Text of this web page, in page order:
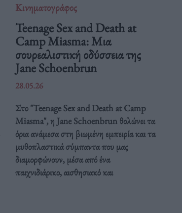
Κινηματογράφος
Teenage Sex and Death at
Camp Miasma: Μια
σουρεαλιστική οδύσσεια της
Jane Schoenbrun
28.05.26
Στο "Teenage Sex and Death at Camp
Miasma", η Jane Schoenbrun θολώνει τα
όρια ανάμεσα στη βιωμένη εμπειρία και τα
μυθοπλαστικά σύμπαντα που μας
διαμορφώνουν, μέσα από ένα
παιχνιδιάρικο, αισθησιακό και